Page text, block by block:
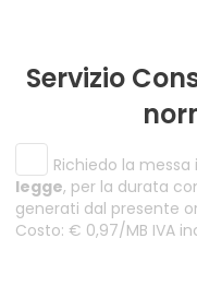
Servizio
Richiedo la messa
legge, per la durata
generati dal presente
Costo: € 0,97/MB IVA